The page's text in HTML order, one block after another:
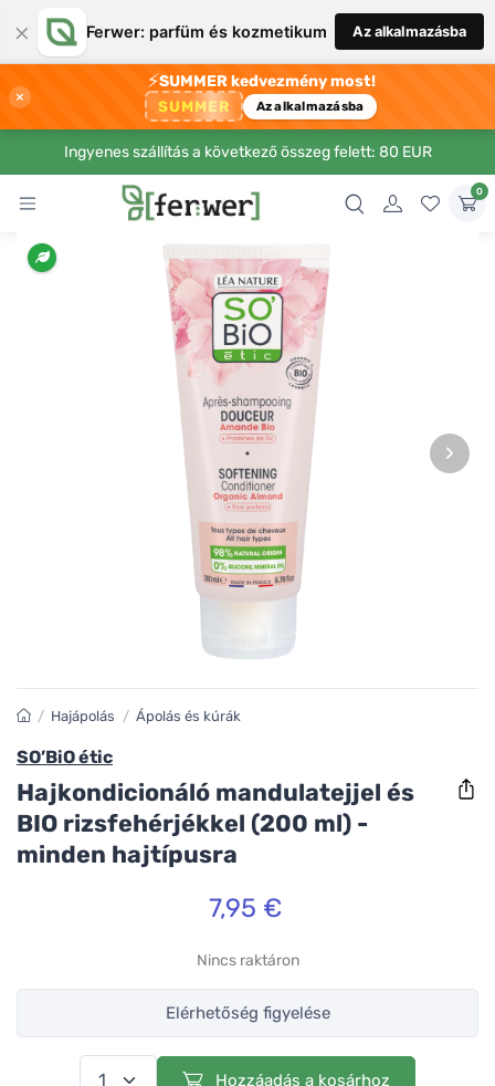
× Ferwer: parfüm és kozmetikum Az alkalmazásba
×
⚡SUMMER kedvezmény most!
SUMMER Az alkalmazásba
Ingyenes szállítás a következő összeg felett: 80 EUR
0
›
/ Hajápolás / Ápolás és kúrák
SO’BiO étic
Hajkondicionáló mandulatejjel és
BIO rizsfehérjékkel (200 ml) -
minden hajtípusra
7,95 €
Nincs raktáron
Elérhetőség figyelése
Hozzáadás a kosárhoz